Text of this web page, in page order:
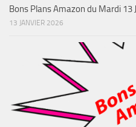
Bons Plans Amazon du Mardi 13
13 JANVIER 2026